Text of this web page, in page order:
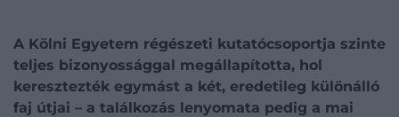
A Kölni Egyetem régészeti kutatócsoportja szinte
teljes bizonyossággal megállapította, hol
keresztezték egymást a két, eredetileg különálló
faj útjai – a találkozás lenyomata pedig a mai